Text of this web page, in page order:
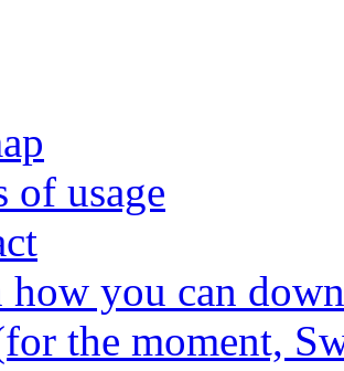
of usage
how you can
the moment,